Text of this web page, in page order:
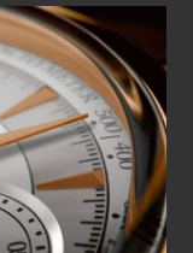
leur décompte
relâché.